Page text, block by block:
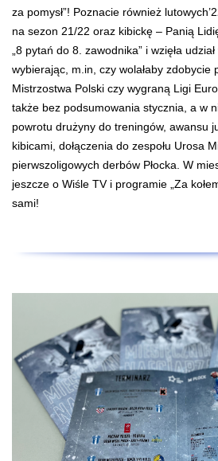
za pomysł”! Poznacie również
na sezon 21/22 oraz kibickę – Panią
„8 pytań do 8. zawodnika” i wzięła
wybierając, m.in, czy wolałaby zdobycie
Mistrzostwa Polski czy wygraną Ligi
także bez podsumowania stycznia, a w
powrotu drużyny do treningów, awansu
kibicami, dołączenia do zespołu Urosa
pierwszoligowych derbów Płocka. W
jeszcze o Wiśle TV i programie „Za
sami!